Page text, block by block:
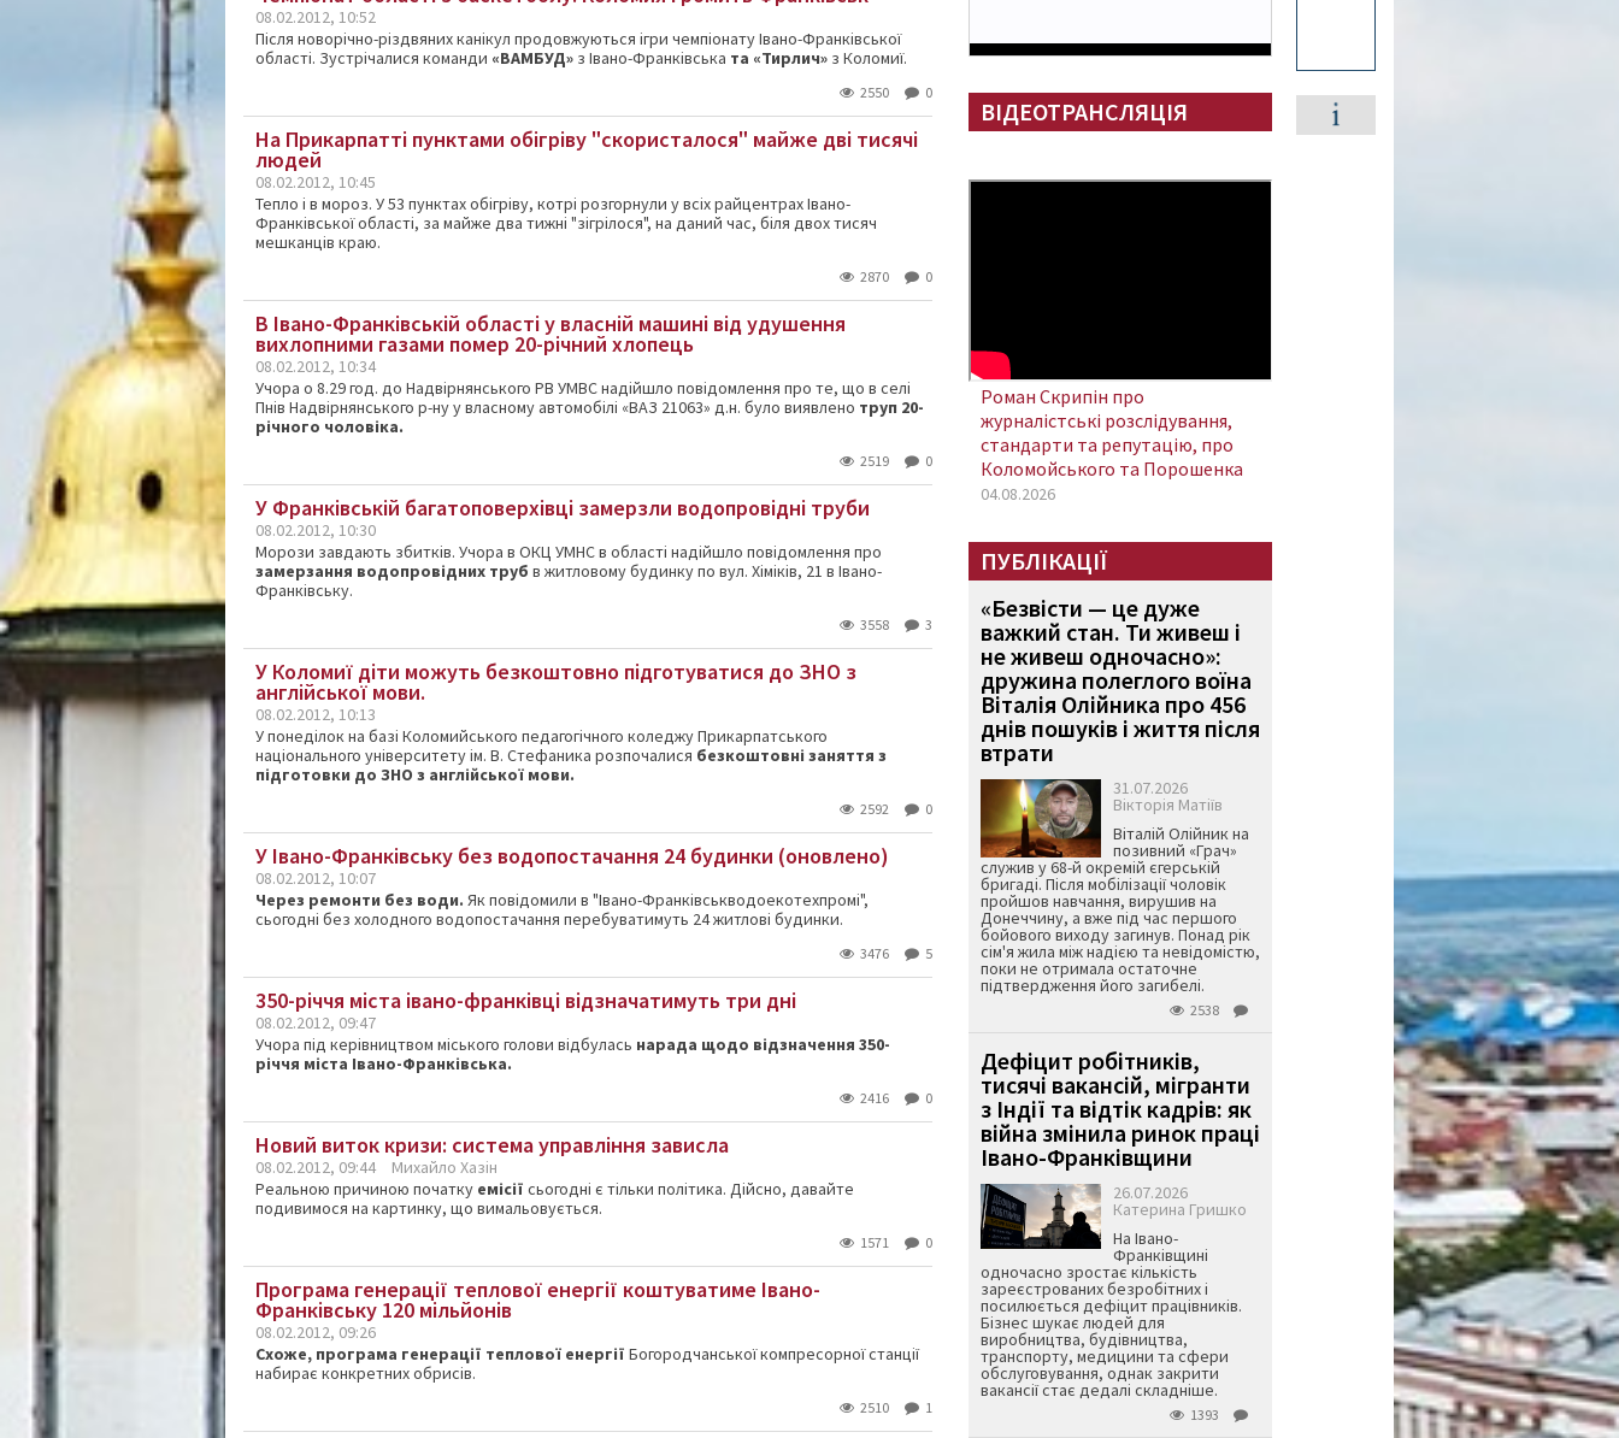
08.02.2012, 10:52
Після новорічно-різдвяних канікул продовжуються ігри чемпіонату Івано-Франківської
області. Зустрічалися команди «ВАМБУД» з Івано-Франківська та «Тирлич» з Коломиї.
2550 0
На Прикарпатті пунктами обігріву "скористалося" майже дві тисячі
людей
08.02.2012, 10:45
Тепло і в мороз. У 53 пунктах обігріву, котрі розгорнули у всіх райцентрах Івано-
Франківської області, за майже два тижні "зігрілося", на даний час, біля двох тисяч
мешканців краю.
2870 0
В Івано-Франківській області у власній машині від удушення
вихлопними газами помер 20-річний хлопець
08.02.2012, 10:34
Учора о 8.29 год. до Надвірнянського РВ УМВС надійшло повідомлення про те, що в селі
Пнів Надвірнянського р-ну у власному автомобілі «ВАЗ 21063» д.н. було виявлено труп 20-
річного чоловіка.
2519 0
У Франківській багатоповерхівці замерзли водопровідні труби
08.02.2012, 10:30
Морози завдають збитків. Учора в ОКЦ УМНС в області надійшло повідомлення про
замерзання водопровідних труб в житловому будинку по вул. Хіміків, 21 в Івано-
Франківську.
3558 3
У Коломиї діти можуть безкоштовно підготуватися до ЗНО з
англійської мови.
08.02.2012, 10:13
У понеділок на базі Коломийського педагогічного коледжу Прикарпатського
національного університету ім. В. Стефаника розпочалися безкоштовні заняття з
підготовки до ЗНО з англійської мови.
2592 0
У Івано-Франківську без водопостачання 24 будинки (оновлено)
08.02.2012, 10:07
Через ремонти без води. Як повідомили в "Івано-Франківськводоекотехпромі",
сьогодні без холодного водопостачання перебуватимуть 24 житлові будинки.
3476 5
350-річчя міста івано-франківці відзначатимуть три дні
08.02.2012, 09:47
Учора під керівництвом міського голови відбулась нарада щодо відзначення 350-
річчя міста Івано-Франківська.
2416 0
Новий виток кризи: система управління зависла
08.02.2012, 09:44
Михайло Хазін
Реальною причиною початку емісії сьогодні є тільки політика. Дійсно, давайте
подивимося на картинку, що вимальовується.
1571 0
Програма генерації теплової енергії коштуватиме Івано-
Франківську 120 мільйонів
08.02.2012, 09:26
Схоже, програма генерації теплової енергії Богородчанської компресорної станції
набирає конкретних обрисів.
2510 1
ВІДЕОТРАНСЛЯЦІЯ
Роман Скрипін про
журналістські розслідування,
стандарти та репутацію, про
Коломойського та Порошенка
04.08.2026
ПУБЛІКАЦІЇ
«Безвісти — це дуже
важкий стан. Ти живеш і
не живеш одночасно»:
дружина полеглого воїна
Віталія Олійника про 456
днів пошуків і життя після
втрати
31.07.2026
Вікторія Матіїв
Віталій Олійник на
позивний «Грач»
служив у 68-й окремій єгерській
бригаді. Після мобілізації чоловік
пройшов навчання, вирушив на
Донеччину, а вже під час першого
бойового виходу загинув. Понад рік
сім'я жила між надією та невідомістю,
поки не отримала остаточне
підтвердження його загибелі.
2538
Дефіцит робітників,
тисячі вакансій, мігранти
з Індії та відтік кадрів: як
війна змінила ринок праці
Івано-Франківщини
26.07.2026
Катерина Гришко
На Івано-
Франківщині
одночасно зростає кількість
зареєстрованих безробітних і
посилюється дефіцит працівників.
Бізнес шукає людей для
виробництва, будівництва,
транспорту, медицини та сфери
обслуговування, однак закрити
вакансії стає дедалі складніше.
1393